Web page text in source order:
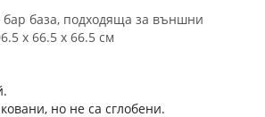
база, подходяща за външни
х 66.5 х 66.5 см
но не са сглобени.